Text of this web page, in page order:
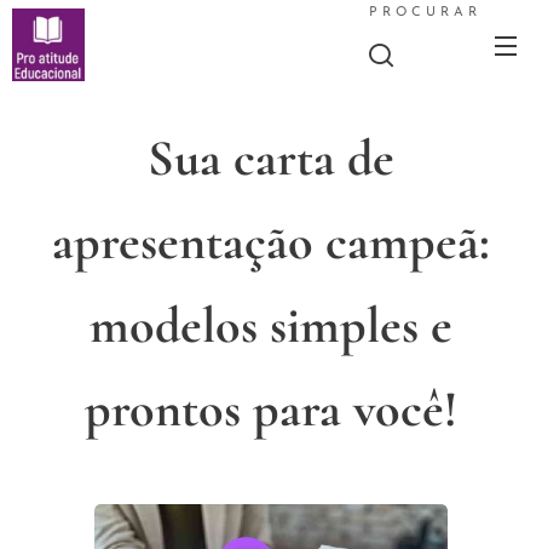
PROCURAR
Sua carta de
apresentação campeã:
modelos simples e
prontos para você!